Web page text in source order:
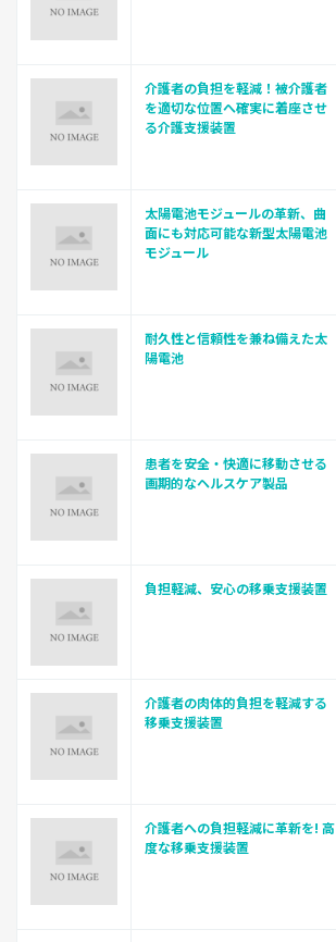
介護者の負担を軽減！被介護者
を適切な位置へ確実に着座させ
る介護支援装置
太陽電池モジュールの革新、曲
面にも対応可能な新型太陽電池
モジュール
耐久性と信頼性を兼ね備えた太
陽電池
患者を安全・快適に移動させる
画期的なヘルスケア製品
負担軽減、安心の移乗支援装置
介護者の肉体的負担を軽減する
移乗支援装置
介護者への負担軽減に革新を! 高
度な移乗支援装置